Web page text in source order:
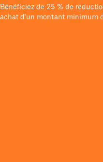
Bénéficiez de 25 % de
achat d'un montant minimum